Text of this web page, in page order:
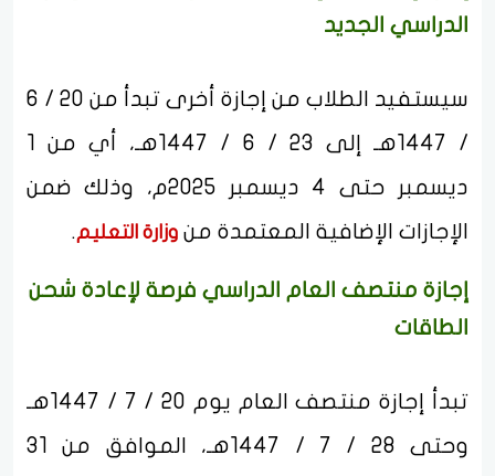
الدراسي الجديد
سيستفيد الطلاب من إجازة أخرى تبدأ من 20 / 6
/ 1447هـ إلى 23 / 6 / 1447هـ، أي من 1
ديسمبر حتى 4 ديسمبر 2025م، وذلك ضمن
الإجازات الإضافية المعتمدة من وزارة التعليم.
إجازة منتصف العام الدراسي فرصة لإعادة شحن
الطاقات
تبدأ إجازة منتصف العام يوم 20 / 7 / 1447هـ
وحتى 28 / 7 / 1447هـ، الموافق من 31